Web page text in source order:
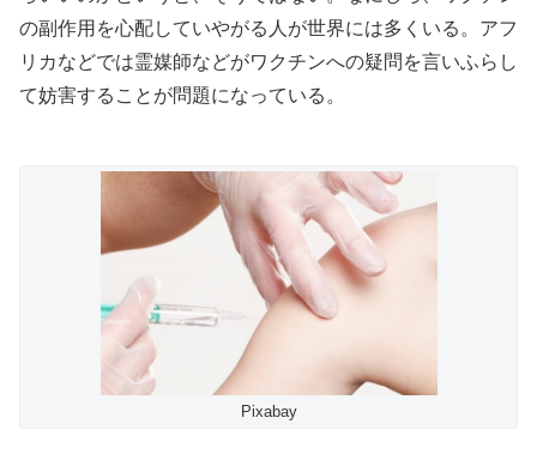
の副作用を心配していやがる人が世界には多くいる。アフ
リカなどでは霊媒師などがワクチンへの疑問を言いふらし
て妨害することが問題になっている。
Pixabay